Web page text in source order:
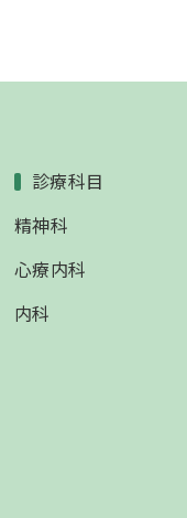
診療科目
精神科
心療内科
内科